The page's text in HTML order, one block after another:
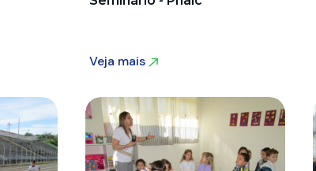
Veja mais